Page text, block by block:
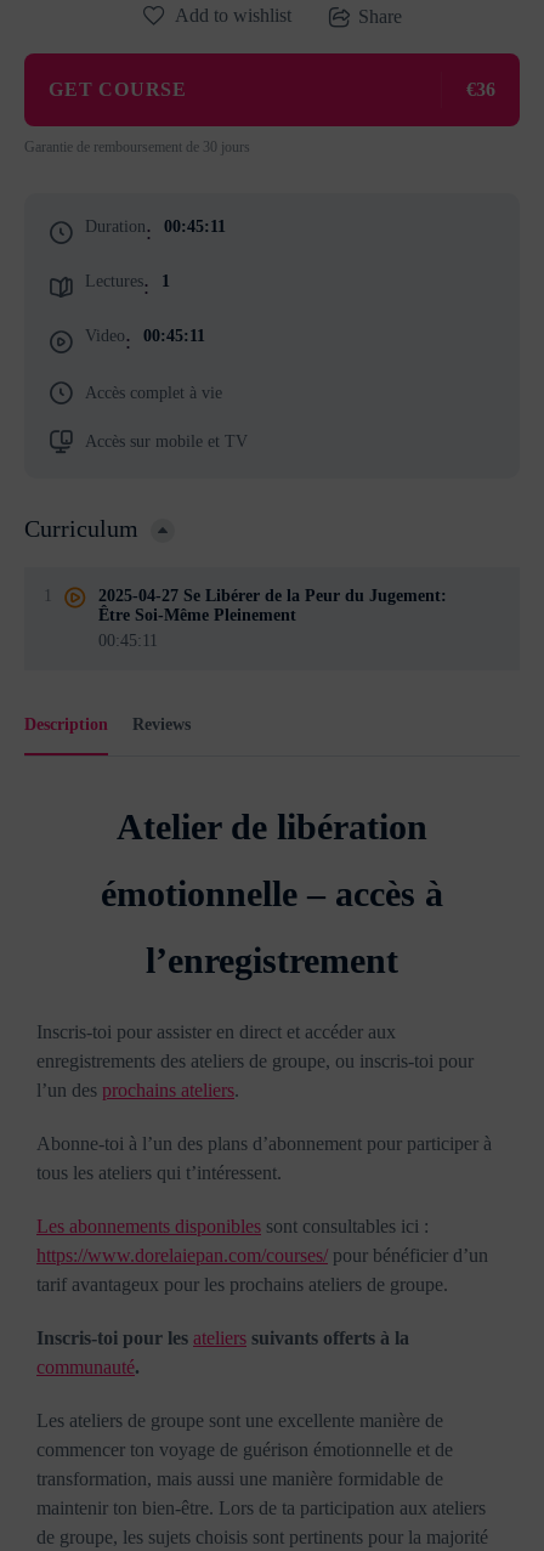
Duration: 00:45:11
Lectures: 1
Video: 00:45:11
Accès complet à vie
Accès sur mobile et TV
Description Reviews
Atelier de libération
émotionnelle – accès à
l’enregistrement
Inscris-toi pour assister en direct et accéder aux
enregistrements des ateliers de groupe, ou inscris-toi pour
l’un des prochains ateliers.
Abonne-toi à l’un des plans d’abonnement pour participer à
tous les ateliers qui t’intéressent.
Les abonnements disponibles sont consultables ici :
https://www.dorelaiepan.com/courses/ pour bénéficier d’un
tarif avantageux pour les prochains ateliers de groupe.
Inscris-toi pour les ateliers suivants offerts à la
communauté.
Les ateliers de groupe sont une excellente manière de
commencer ton voyage de guérison émotionnelle et de
transformation, mais aussi une manière formidable de
maintenir ton bien-être. Lors de ta participation aux ateliers
de groupe, les sujets choisis sont pertinents pour la majorité
Add to wishlist Share
GET COURSE €36
Garantie de remboursement de 30 jours
Curriculum
2025-04-27 Se Libérer de la Peur du Jugement:
Être Soi-Même Pleinement
00:45:11